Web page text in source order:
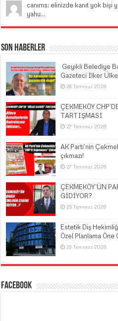
canıms: elinizde kanıt yok bişi
yahu...
Son Haberler
Geyikli Belediye
Gazeteci İlker
28 Temmuz 2026
ÇEKMEKÖY
TARTIŞMASI
27 Temmuz 2026
AK Parti’nin
çıkmazı!
27 Temmuz 2026
ÇEKMEKÖY’ÜN
GİDİYOR?
25 Temmuz 2026
Estetik Diş
Özel Planlama Öne
23 Temmuz 2026
Facebook